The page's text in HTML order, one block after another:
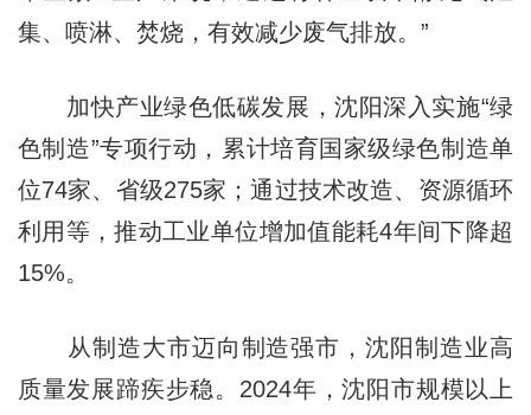
集、喷淋、焚烧，有效减少废气排放。”
加快产业绿色低碳发展，沈阳深入实施“绿
色制造”专项行动，累计培育国家级绿色制造单
位74家、省级275家；通过技术改造、资源循环
利用等，推动工业单位增加值能耗4年间下降超
15%。
从制造大市迈向制造强市，沈阳制造业高
质量发展蹄疾步稳。2024年，沈阳市规模以上